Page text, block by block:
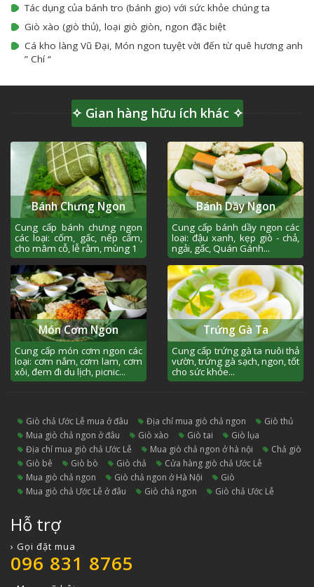
Tác dụng của bánh tro (bánh gio) với sức khỏe chúng ta
Giò xào (giò thủ), loại giò giòn, ngon đặc biệt
Cá kho làng Vũ Đại, Món ngon tuyệt vời đến từ quê hương anh
” Chí “
✧ Gian hàng hữu ích khác ✧
Bánh Chưng Ngon
Cung cấp bánh chưng ngon
các loại: cốm, gấc, nếp cẩm,
cho mâm cỗ, lễ rằm, mùng 1
Bánh Dầy Ngon
Cung cấp bánh dầy ngon các
loại: đậu xanh, kẹp giò - chả,
ngải, gấc, Quán Gánh...
Món Cơm Ngon
Cung cấp món cơm ngon các
loại: cơm nắm, cơm lam, cơm
xôi, đem đi du lịch, picnic...
Trứng Gà Ta
Cung cấp trứng gà ta nuôi thả
vườn, trứng gà sạch, ngon, tốt
cho sức khỏe...
giò chả Ước Lễ mua ở đâu địa chỉ mua giò chả ngon
giò thủ
mua giò chả ngon ở đâu
giò xào giò tai
giò lụa
địa chỉ mua giò chả Ước Lễ
mua giò chả ngon ở hà nội
chả giò
giò bê
giò bò giò chả
cửa hàng giò chả Ước Lễ
mua giò chả ngon
giò chả ngon ở Hà Nội
giò
mua giò chả Ước Lễ ở đâu
giò chả ngon Giò chả Ước Lễ
Hỗ trợ
› Gọi đặt mua
096 831 8765